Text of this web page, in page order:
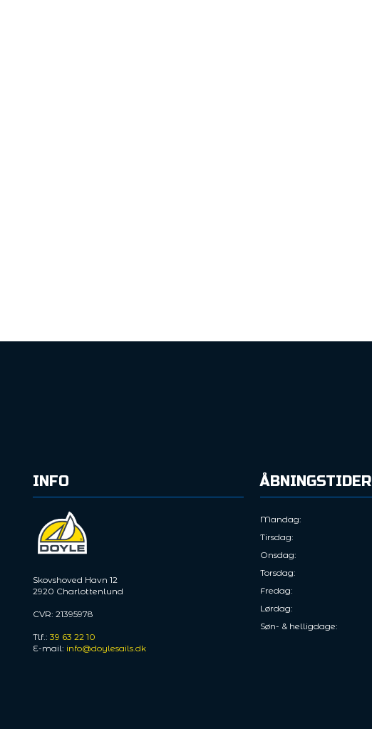
INFO
Skovshoved Havn 12
2920 Charlottenlund
CVR: 21395978
Tlf.:39 63 22 10
E-mail: info@doylesails.dk
ÅBNINGSTIDER
Mandag​:
Tirsdag:
Onsdag:
Torsdag:
Fredag:
Lørdag:
Søn- & helligdage: